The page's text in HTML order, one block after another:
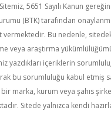
Sitemiz, 5651 Sayılı Kanun
(BTK) tarafından
vermektedir. Bu nedenle,
veya araştırma
yazdıkları içeriklerin
bu sorumluluğu kabul etmiş
marka, kurum veya şahıs
Sitede yalnızca kendi